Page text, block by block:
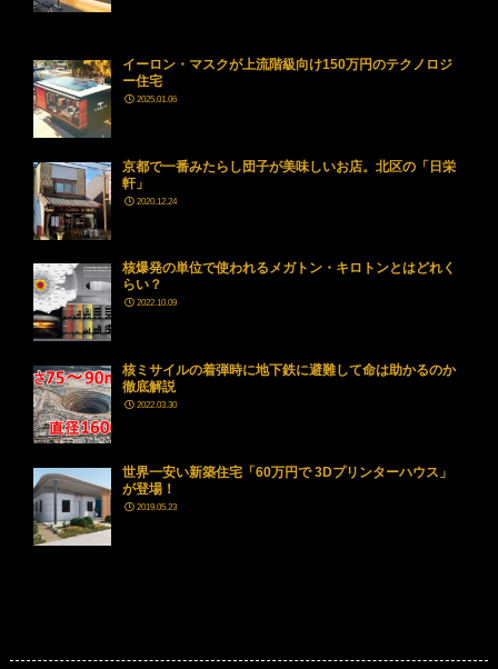
イーロン・マスクが上流階級向け150万円のテクノロジ
ー住宅
2025.01.06
京都で一番みたらし団子が美味しいお店。北区の「日栄
軒」
2020.12.24
核爆発の単位で使われるメガトン・キロトンとはどれく
らい？
2022.10.09
核ミサイルの着弾時に地下鉄に避難して命は助かるのか
徹底解説
2022.03.30
世界一安い新築住宅「60万円で 3Dプリンターハウス」
が登場！
2019.05.23